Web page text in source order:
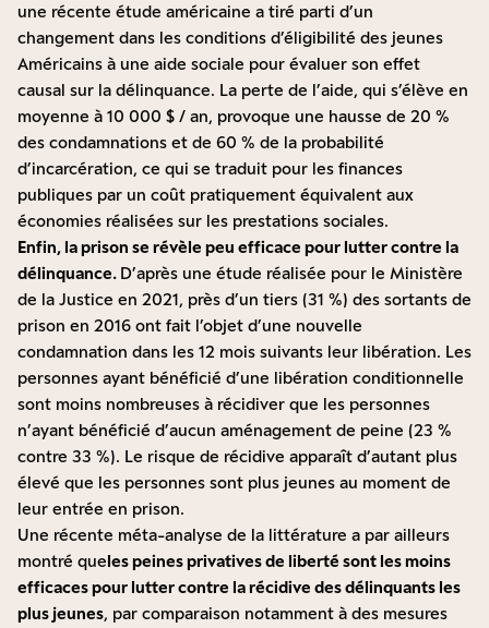
une récente étude américaine a tiré parti d’un
changement dans les conditions d’éligibilité des jeunes
Américains à une aide sociale pour évaluer son effet
causal sur la délinquance. La perte de l’aide, qui s’élève en
moyenne à 10 000 $ / an, provoque une hausse de 20 %
des condamnations et de 60 % de la probabilité
d’incarcération, ce qui se traduit pour les finances
publiques par un coût pratiquement équivalent aux
économies réalisées sur les prestations sociales.
Enfin, la prison se révèle peu efficace pour lutter contre la
délinquance. D’après une étude réalisée pour le Ministère
de la Justice en 2021, près d’un tiers (31 %) des sortants de
prison en 2016 ont fait l’objet d’une nouvelle
condamnation dans les 12 mois suivants leur libération. Les
personnes ayant bénéficié d’une libération conditionnelle
sont moins nombreuses à récidiver que les personnes
n’ayant bénéficié d’aucun aménagement de peine (23 %
contre 33 %). Le risque de récidive apparaît d’autant plus
élevé que les personnes sont plus jeunes au moment de
leur entrée en prison.
Une récente méta-analyse de la littérature a par ailleurs
montré queles peines privatives de liberté sont les moins
efficacespour lutter contre la récidive des délinquants les
plus jeunes, par comparaison notamment à des mesures